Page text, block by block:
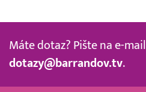
Máte dotaz? Pište na e-mail
dotazy@barrandov.tv.